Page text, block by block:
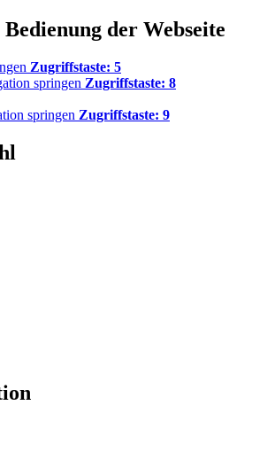
der Webseite
Zugriffstaste: 5
springen Zugriffstaste: 8
springen Zugriffstaste: 9